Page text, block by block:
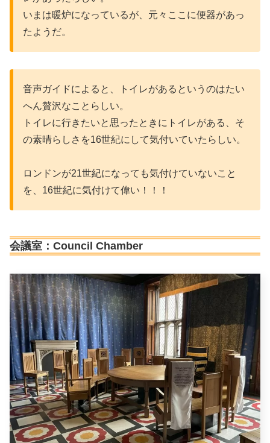
いまは暖炉になっているが、元々ここに便器があっ
たようだ。
音声ガイドによると、トイレがあるというのはたい
へん贅沢なことらしい。
トイレに行きたいと思ったときにトイレがある、そ
の素晴らしさを16世紀にして気付いていたらしい。
ロンドンが21世紀になっても気付けていないこと
を、16世紀に気付けて偉い！！！
会議室：Council Chamber